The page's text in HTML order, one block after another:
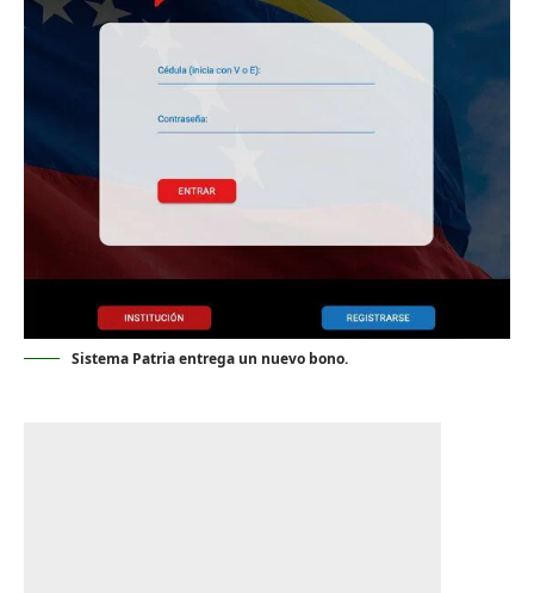
Sistema Patria entrega un nuevo bono.